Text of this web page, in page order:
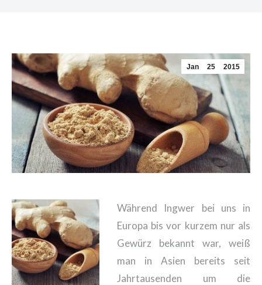
Jan 25 2015
Während Ingwer bei uns in
Europa bis vor kurzem nur als
Gewürz bekannt war, weiß
man in Asien bereits seit
Jahrtausenden um die